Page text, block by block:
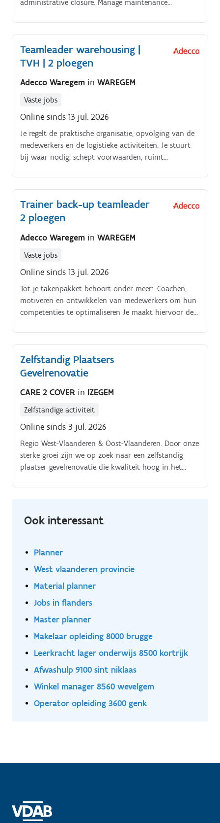
administrative closure. Manage maintenance
Teamleader warehousing |
TVH | 2 ploegen
Adecco Waregem in WAREGEM
Vaste jobs
Online sinds 13 jul. 2026
Je regelt de praktische organisatie, opvolging van de
medewerkers en de logistieke activiteiten. Je stuurt
bij waar nodig, schept voorwaarden, ruimt
Trainer back-up teamleader
2 ploegen
Adecco Waregem in WAREGEM
Vaste jobs
Online sinds 13 jul. 2026
Tot je takenpakket behoort onder meer:. Coachen,
motiveren en ontwikkelen van medewerkers om hun
competenties te optimaliseren Je maakt hiervoor de
opleidingstraject op Je rapporteert hierover aan de
Teamleader en werkt nauw samen met de Trainer
Coördinator Stimuleren van een goede samenwerking,
zowel binnen het team als met andere
heerst dat past binnen de TVH waarden en We are
One filosofie Bij afwezigheid van de teamleader
zijn voor operationele problemen.
Zelfstandig Plaatsers
Gevelrenovatie
CARE 2 COVER in IZEGEM
Zelfstandige activiteit
Online sinds 3 jul. 2026
Regio West-Vlaanderen & Oost-Vlaanderen. Door onze
sterke groei zijn we op zoek naar een zelfstandig
plaatser gevelrenovatie die kwaliteit hoog in het
Plaatsen van gevelisolatie Uitvoeren van
vochtbestrijdingswerken Zorgen voor een kwalitatieve
projectleider en de planning
Ook interessant
Planner
West vlaanderen provincie
Material planner
Jobs in flanders
Master planner
Makelaar opleiding 8000 brugge
Leerkracht lager onderwijs 8500 kortrijk
Afwashulp 9100 sint niklaas
Winkel manager 8560 wevelgem
Operator opleiding 3600 genk